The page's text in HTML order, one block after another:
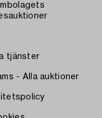
tjänster
- Alla auktioner